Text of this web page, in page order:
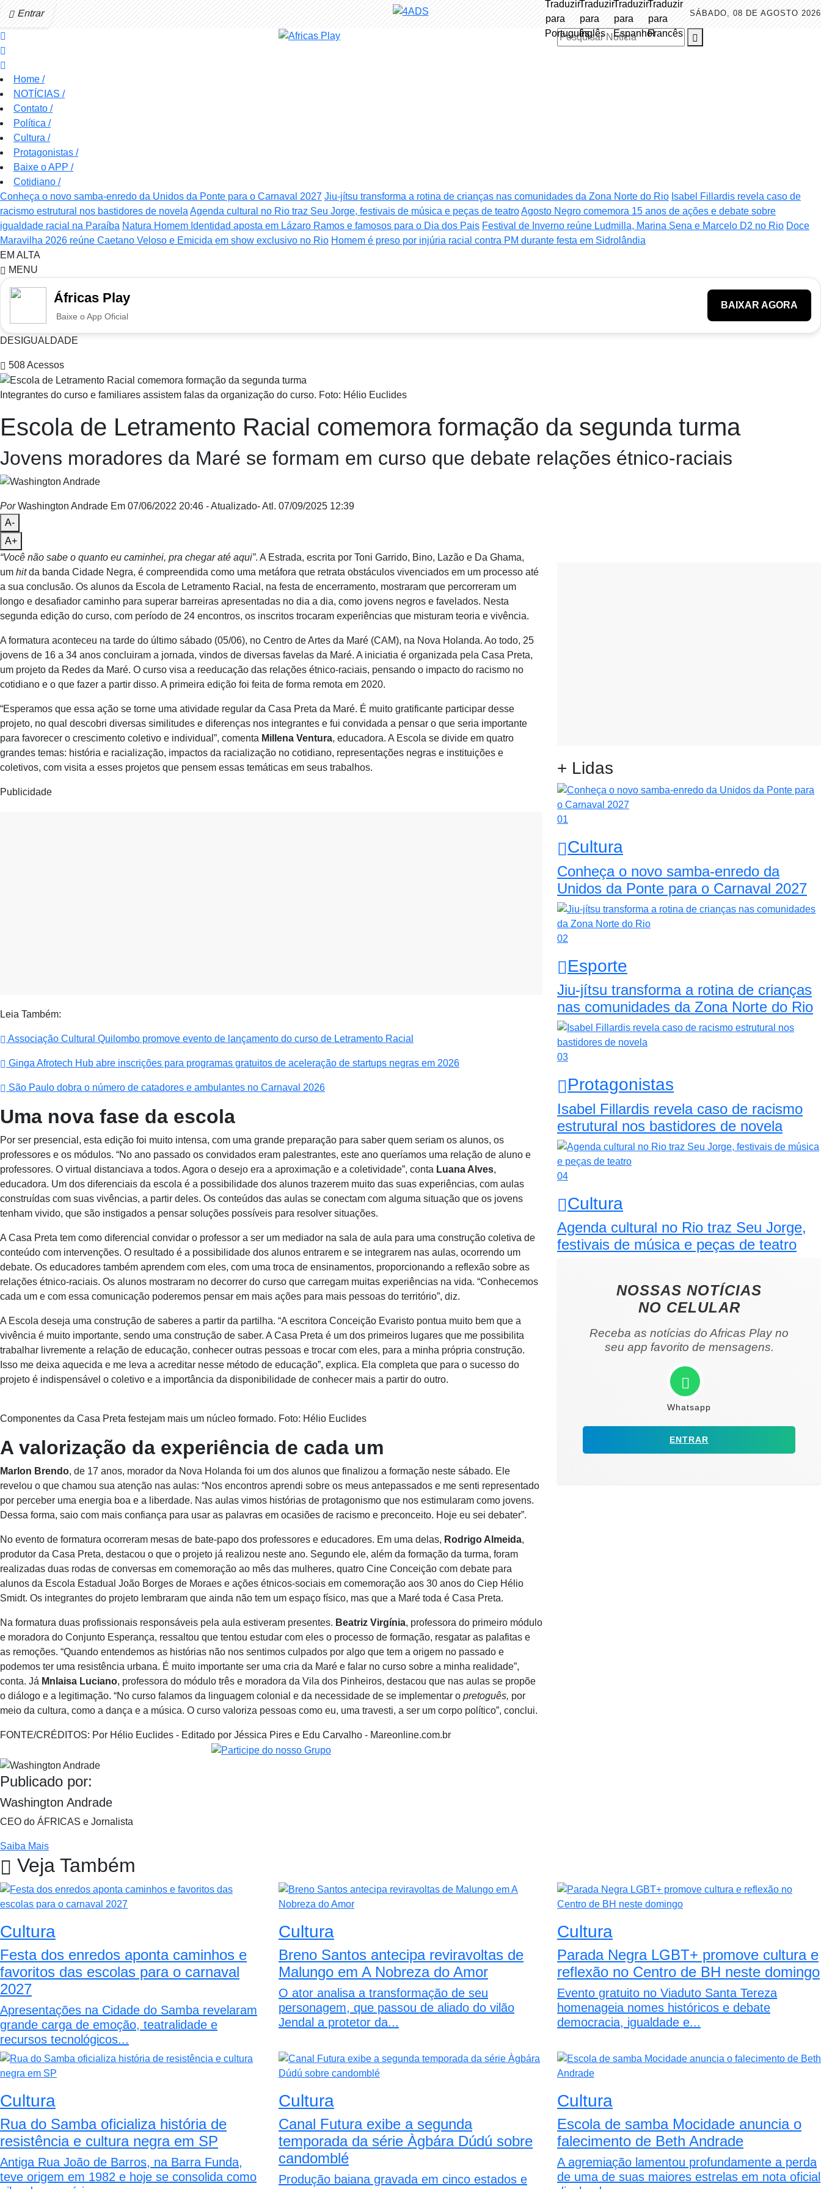
Entrar SÁBADO, 08 DE AGOSTO 2026
Pesquisar Notícia
Home /
NOTÍCIAS /
Contato /
Política /
Cultura /
Protagonistas /
Baixe o APP /
Cotidiano /
Conheça o novo samba-enredo da Unidos da Ponte para o Carnaval 2027 Jiu-jítsu transforma a rotina de crianças nas comunidades da Zona Norte do Rio Isabel Fillardis revela caso de
racismo estrutural nos bastidores de novela Agenda cultural no Rio traz Seu Jorge, festivais de música e peças de teatroAgosto Negro comemora 15 anos de ações e debate sobre
igualdade racial na Paraíba Natura Homem Identidad aposta em Lázaro Ramos e famosos para o Dia dos Pais Festival de Inverno reúne Ludmilla, Marina Sena e Marcelo D2 no Rio Doce
Maravilha 2026 reúne Caetano Veloso e Emicida em show exclusivo no Rio Homem é preso por injúria racial contra PM durante festa em Sidrolândia
EM ALTA
MENU
Áfricas Play
Baixe o App Oficial
BAIXAR AGORA
DESIGUALDADE
508Acessos
Integrantes do curso e familiares assistem falas da organização do curso. Foto: Hélio Euclides
Escola de Letramento Racial comemora formação da segunda turma
Jovens moradores da Maré se formam em curso que debate relações étnico-raciais
PorWashington Andrade Em 07/06/2022 20:46 - Atualizado- Atl. 07/09/2025 12:39
A-
A+
“Você não sabe o quanto eu caminhei, pra chegar até aqui”. A Estrada, escrita por Toni Garrido, Bino, Lazão e Da Ghama,
um hitda banda Cidade Negra, é compreendida como uma metáfora que retrata obstáculos vivenciados em um processo até
a sua conclusão. Os alunos da Escola de Letramento Racial, na festa de encerramento, mostraram que percorreram um
longo e desafiador caminho para superar barreiras apresentadas no dia a dia, como jovens negros e favelados. Nesta
segunda edição do curso, com período de 24 encontros, os inscritos trocaram experiências que misturam teoria e vivência.
A formatura aconteceu na tarde do último sábado (05/06), no Centro de Artes da Maré (CAM), na Nova Holanda. Ao todo, 25
jovens de 16 a 34 anos concluiram a jornada, vindos de diversas favelas da Maré. A iniciatia é organizada pela Casa Preta,
um projeto da Redes da Maré. O curso visa a reeducação das relações étnico-raciais, pensando o impacto do racismo no
cotidiano e o que fazer a partir disso. A primeira edição foi feita de forma remota em 2020.
“Esperamos que essa ação se torne uma atividade regular da Casa Preta da Maré. É muito gratificante participar desse
projeto, no qual descobri diversas similitudes e diferenças nos integrantes e fui convidada a pensar o que seria importante
para favorecer o crescimento coletivo e individual”, comenta Millena Ventura, educadora. A Escola se divide em quatro
grandes temas: história e racialização, impactos da racialização no cotidiano, representações negras e instituições e
coletivos, com visita a esses projetos que pensem essas temáticas em seus trabalhos.
Publicidade
Leia Também:
Associação Cultural Quilombo promove evento de lançamento do curso de Letramento Racial
Ginga Afrotech Hub abre inscrições para programas gratuitos de aceleração de startups negras em 2026
São Paulo dobra o número de catadores e ambulantes no Carnaval 2026
Uma nova fase da escola
Por ser presencial, esta edição foi muito intensa, com uma grande preparação para saber quem seriam os alunos, os
professores e os módulos. “No ano passado os convidados eram palestrantes, este ano queríamos uma relação de aluno e
professores. O virtual distanciava a todos. Agora o desejo era a aproximação e a coletividade”, conta Luana Alves,
educadora. Um dos diferenciais da escola é a possibilidade dos alunos trazerem muito das suas experiências, com aulas
construídas com suas vivências, a partir deles. Os conteúdos das aulas se conectam com alguma situação que os jovens
tenham vivido, que são instigados a pensar soluções possíveis para resolver situações.
A Casa Preta tem como diferencial convidar o professor a ser um mediador na sala de aula para uma construção coletiva de
conteúdo com intervenções. O resultado é a possibilidade dos alunos entrarem e se integrarem nas aulas, ocorrendo um
debate. Os educadores também aprendem com eles, com uma troca de ensinamentos, proporcionando a reflexão sobre as
relações étnico-raciais. Os alunos mostraram no decorrer do curso que carregam muitas experiências na vida. “Conhecemos
cada um e com essa comunicação poderemos pensar em mais ações para mais pessoas do território”, diz.
A Escola deseja uma construção de saberes a partir da partilha. “A escritora Conceição Evaristo pontua muito bem que a
vivência é muito importante, sendo uma construção de saber. A Casa Preta é um dos primeiros lugares que me possibilita
trabalhar livremente a relação de educação, conhecer outras pessoas e trocar com eles, para a minha própria construção.
Isso me deixa aquecida e me leva a acreditar nesse método de educação”, explica. Ela completa que para o sucesso do
projeto é indispensável o coletivo e a importância da disponibilidade de conhecer mais a partir do outro.
Componentes da Casa Preta festejam mais um núcleo formado. Foto: Hélio Euclides
A valorização da experiência de cada um
Marlon Brendo, de 17 anos, morador da Nova Holanda foi um dos alunos que finalizou a formação neste sábado. Ele
revelou o que chamou sua atenção nas aulas: “Nos encontros aprendi sobre os meus antepassados e me senti representado
por perceber uma energia boa e a liberdade. Nas aulas vimos histórias de protagonismo que nos estimularam como jovens.
Dessa forma, saio com mais confiança para usar as palavras em ocasiões de racismo e preconceito. Hoje eu sei debater”.
No evento de formatura ocorreram mesas de bate-papo dos professores e educadores. Em uma delas, Rodrigo Almeida,
produtor da Casa Preta, destacou o que o projeto já realizou neste ano. Segundo ele, além da formação da turma, foram
realizadas duas rodas de conversas em comemoração ao mês das mulheres, quatro Cine Conceição com debate para
alunos da Escola Estadual João Borges de Moraes e ações étnicos-sociais em comemoração aos 30 anos do Ciep Hélio
Smidt. Os integrantes do projeto lembraram que ainda não tem um espaço físico, mas que a Maré toda é Casa Preta.
Na formatura duas profissionais responsáveis pela aula estiveram presentes. Beatriz Virgínia, professora do primeiro módulo
e moradora do Conjunto Esperança, ressaltou que tentou estudar com eles o processo de formação, resgatar as palafitas e
as remoções. “Quando entendemos as histórias não nos sentimos culpados por algo que tem a origem no passado e
podemos ter uma resistência urbana. É muito importante ser uma cria da Maré e falar no curso sobre a minha realidade”,
conta. Já Mnlaisa Luciano, professora do módulo três e moradora da Vila dos Pinheiros, destacou que nas aulas se propõe
o diálogo e a legitimação. “No curso falamos da linguagem colonial e da necessidade de se implementar o pretoguês, por
meio da cultura, como a dança e a música. O curso valoriza pessoas como eu, uma travesti, a ser um corpo político”, conclui.
FONTE/CRÉDITOS: Por Hélio Euclides - Editado por Jéssica Pires e Edu Carvalho - Mareonline.com.br
Publicado por:
Washington Andrade
CEO do ÁFRICAS e Jornalista
Saiba Mais
+ Lidas
01
Cultura
Conheça o novo samba-enredo da
Unidos da Ponte para o Carnaval 2027
02
Esporte
Jiu-jítsu transforma a rotina de crianças
nas comunidades da Zona Norte do Rio
03
Protagonistas
Isabel Fillardis revela caso de racismo
estrutural nos bastidores de novela
04
Cultura
Agenda cultural no Rio traz Seu Jorge,
festivais de música e peças de teatro
NOSSAS NOTÍCIAS
NO CELULAR
Receba as notícias do Africas Play no
seu app favorito de mensagens.
Whatsapp
ENTRAR
Veja Também
Cultura
Festa dos enredos aponta caminhos e
favoritos das escolas para o carnaval
2027
Apresentações na Cidade do Samba revelaram
grande carga de emoção, teatralidade e
recursos tecnológicos...
Cultura
Breno Santos antecipa reviravoltas de
Malungo em A Nobreza do Amor
O ator analisa a transformação de seu
personagem, que passou de aliado do vilão
Jendal a protetor da...
Cultura
Parada Negra LGBT+ promove cultura e
reflexão no Centro de BH neste domingo
Evento gratuito no Viaduto Santa Tereza
homenageia nomes históricos e debate
democracia, igualdade e...
Cultura
Rua do Samba oficializa história de
resistência e cultura negra em SP
Antiga Rua João de Barros, na Barra Funda,
teve origem em 1982 e hoje se consolida como
Cultura
Canal Futura exibe a segunda
temporada da série Àgbára Dúdú sobre
candomblé
Produção baiana gravada em cinco estados e
Cultura
Escola de samba Mocidade anuncia o
falecimento de Beth Andrade
A agremiação lamentou profundamente a perda
de uma de suas maiores estrelas em nota oficial